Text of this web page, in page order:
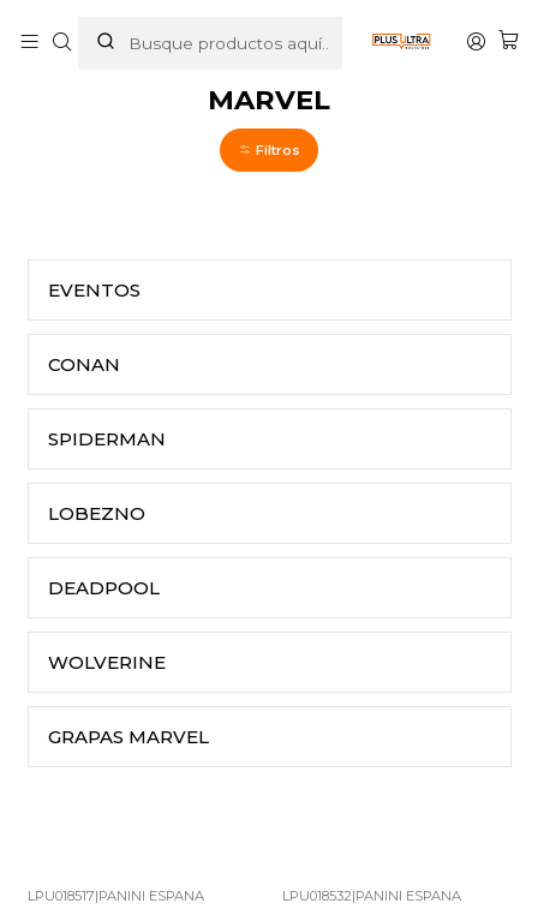
MARVEL
Filtros
EVENTOS
CONAN
SPIDERMAN
LOBEZNO
DEADPOOL
WOLVERINE
GRAPAS MARVEL
LPU018517|PANINI ESPANA LPU018532|PANINI ESPANA